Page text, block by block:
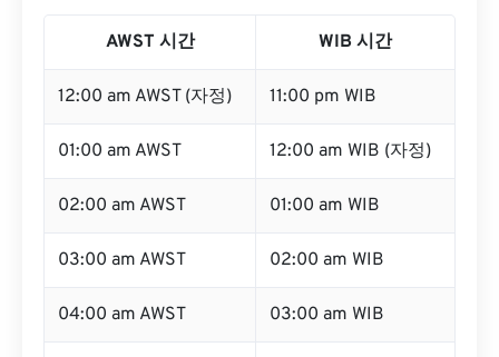
AWST 시간 WIB 시간
12:00 am AWST (자정) 11:00 pm WIB
01:00 am AWST 12:00 am WIB (자정)
02:00 am AWST 01:00 am WIB
03:00 am AWST 02:00 am WIB
04:00 am AWST 03:00 am WIB